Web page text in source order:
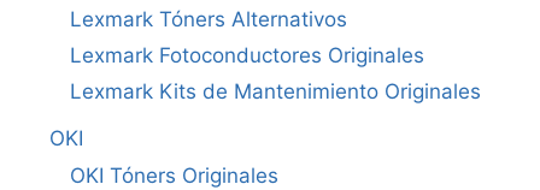
Lexmark Tóners Alternativos
Lexmark Fotoconductores Originales
Lexmark Kits de Mantenimiento Originales
OKI
OKI Tóners Originales